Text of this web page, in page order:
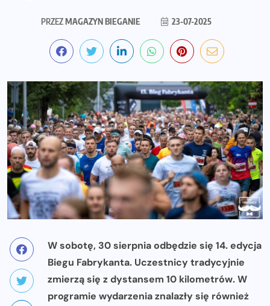
PRZEZMAGAZYN BIEGANIE 23-07-2025
W sobotę, 30 sierpnia odbędzie się 14. edycja
Biegu Fabrykanta. Uczestnicy tradycyjnie
zmierzą się z dystansem 10 kilometrów. W
programie wydarzenia znalazły się również